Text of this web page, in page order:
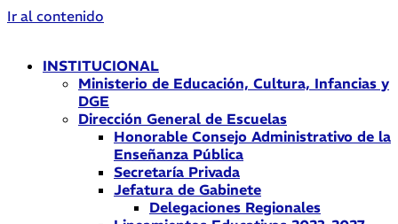
Ir al contenido
INSTITUCIONAL
Ministerio de Educación, Cultura, Infancias y
DGE
Dirección General de Escuelas
Honorable Consejo Administrativo de la
Enseñanza Pública
Secretaría Privada
Jefatura de Gabinete
Delegaciones Regionales